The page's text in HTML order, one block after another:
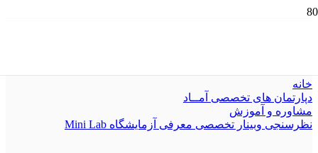
خانه
دپارتمان های تخصصی آمــاد
مشاوره و آموزش
نظرسنجی وبینار تخصصی معرفی آزمایشگاه Mini Lab